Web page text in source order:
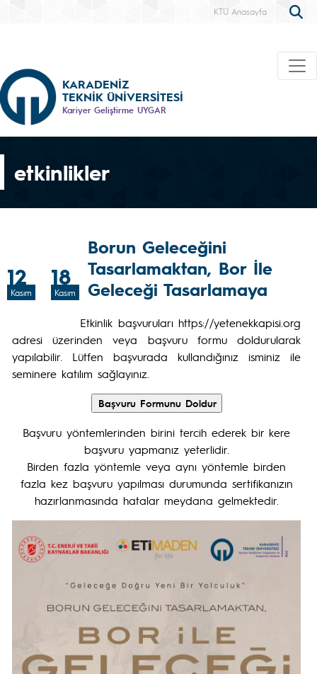
KTÜ Anasayfa
KARADENİZ
TEKNİK ÜNİVERSİTESİ
Kariyer Geliştirme UYGAR
etkinlikler
12
Kasım
18
Kasım
Borun Geleceğini
Tasarlamaktan, Bor İle
Geleceği Tasarlamaya
Etkinlik başvuruları https://yetenekkapisi.org
adresi üzerinden veya başvuru formu doldurularak
yapılabilir. Lütfen başvurada kullandığınız isminiz ile
seminere katılım sağlayınız.
Başvuru yöntemlerinden birini tercih ederek bir kere
başvuru yapmanız yeterlidir.
Birden fazla yöntemle veya aynı yöntemle birden
fazla kez başvuru yapılması durumunda sertifikanızın
hazırlanmasında hatalar meydana gelmektedir.